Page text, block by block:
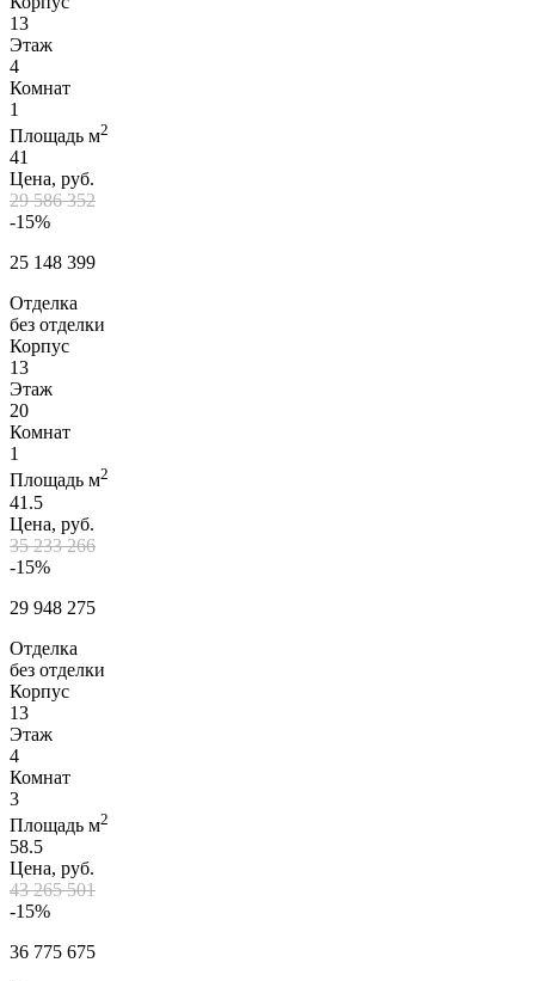
13
Этаж
4
Комнат
1
Площадь м2
41
Цена, руб.
29 586 352
-15%
25 148 399
Отделка
без отделки
Корпус
13
Этаж
20
Комнат
1
Площадь м2
41.5
Цена, руб.
35 233 266
-15%
29 948 275
Отделка
без отделки
Корпус
13
Этаж
4
Комнат
3
Площадь м2
58.5
Цена, руб.
43 265 501
-15%
36 775 675